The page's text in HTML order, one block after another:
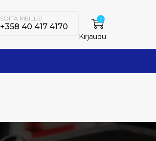
0
Kirjaudu
SOITA MEILLE!
+358 40 417 4170